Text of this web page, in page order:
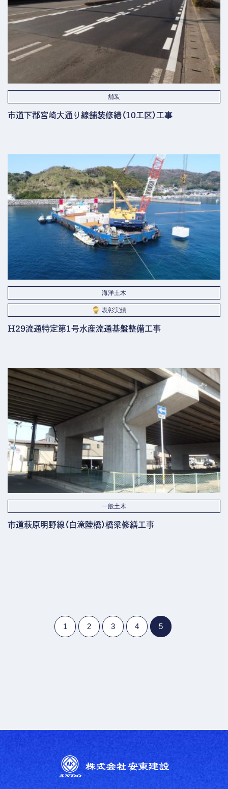
舗装
市道下郡宮崎大通り線舗装修繕（10工区）工事
海洋土木
表彰実績
H29流通特定第1号水産流通基盤整備工事
一般土木
市道萩原明野線（白滝陸橋）橋梁修繕工事
1 2 3 4 5